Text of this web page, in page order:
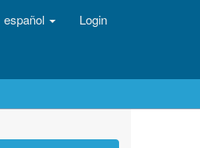
español Login